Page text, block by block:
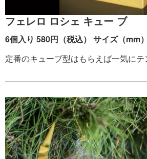
フェレロ ロシェ キュー ブ
6個入り 580円（税込） サイズ（mm
定番のキューブ型はもらえば一気に